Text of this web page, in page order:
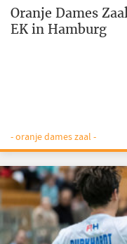
Oranje Dames
EK in Hamburg
- oranje dames zaal -